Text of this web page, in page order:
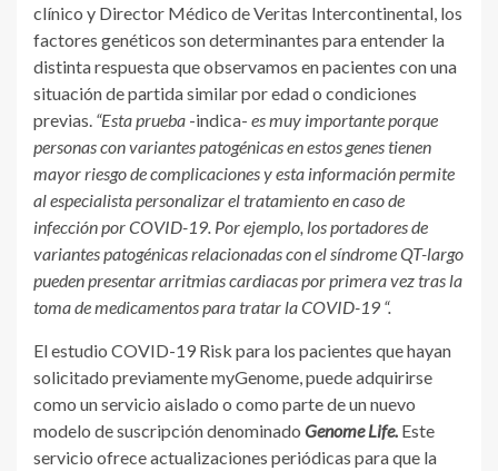
clínico y Director Médico de Veritas Intercontinental, los
factores genéticos son determinantes para entender la
distinta respuesta que observamos en pacientes con una
situación de partida similar por edad o condiciones
previas. “Esta prueba -indica- es muy importante porque
personas con variantes patogénicas en estos genes tienen
mayor riesgo de complicaciones y esta información permite
al especialista personalizar el tratamiento en caso de
infección por COVID-19. Por ejemplo, los portadores de
variantes patogénicas relacionadas con el síndrome QT-largo
pueden presentar arritmias cardiacas por primera vez tras la
toma de medicamentos para tratar la COVID-19 “.
El estudio COVID-19 Risk para los pacientes que hayan
solicitado previamente myGenome, puede adquirirse
como un servicio aislado o como parte de un nuevo
modelo de suscripción denominado Genome Life. Este
servicio ofrece actualizaciones periódicas para que la